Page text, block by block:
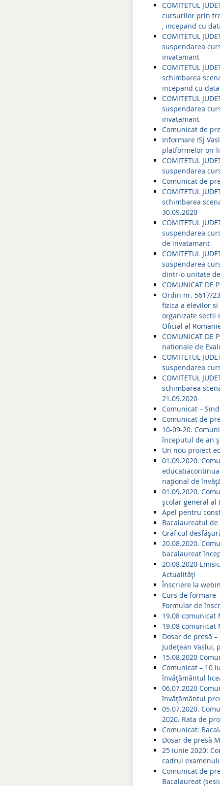
COMITETUL
cursurilor prin
, incepand cu
COMITETUL
suspendarea
invatamant
COMITETUL
schimbarea
incepand cu
COMITETUL
suspendarea
invatamant
Comunicat de
Informare ISJ
platformelor on-
COMITETUL
suspendarea
Comunicat de
COMITETUL
schimbarea
30.09.2020
COMITETUL
suspendarea
de invatamant
COMITETUL
suspendarea
dintr-o unitate
COMUNICAT DE
Ordin nr. 5617/
fizica a elevilor
organizate sectii
Oficial al
COMUNICAT DE
nationale de
COMITETUL
suspendarea
COMITETUL
schimbarea
21.09.2020
Comunicat –
Comunicat de
10-09-20.
începutul de an
Un nou proiect
01.09.2020.
național de
01.09.2020.
școlar general al
Apel pentru
Bacalaureatul
Graficul
20.08.2020.
bacalaureat
20.08.2020
Actualități
Înscriere la
Curs de formare
Formular de
19.08 comunicat
19.08 comunicat
Dosar de presă
Județean Vaslui,
15.08.2020
Comunicat – 10
învăţământul
06.07.2020
învățământul
05.07.2020.
2020. Rata de
Comunicat:
Dosar de presă
25 iunie 2020:
cadrul
Comunicat de
Bacalaureat